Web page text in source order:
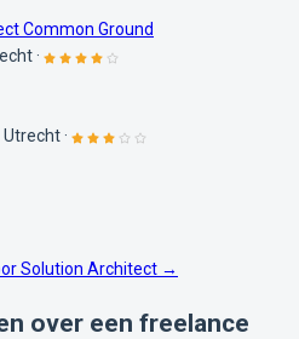
Common Ground
·
Utrecht ·
Solution Architect →
over een freelance